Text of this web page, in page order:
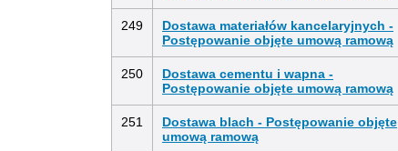
249
Dostawa materiałów kancelaryjnych -
Postępowanie objęte umową ramową
250
Dostawa cementu i wapna -
Postępowanie objęte umową ramową
251
Dostawa blach - Postępowanie objęte
umową ramową